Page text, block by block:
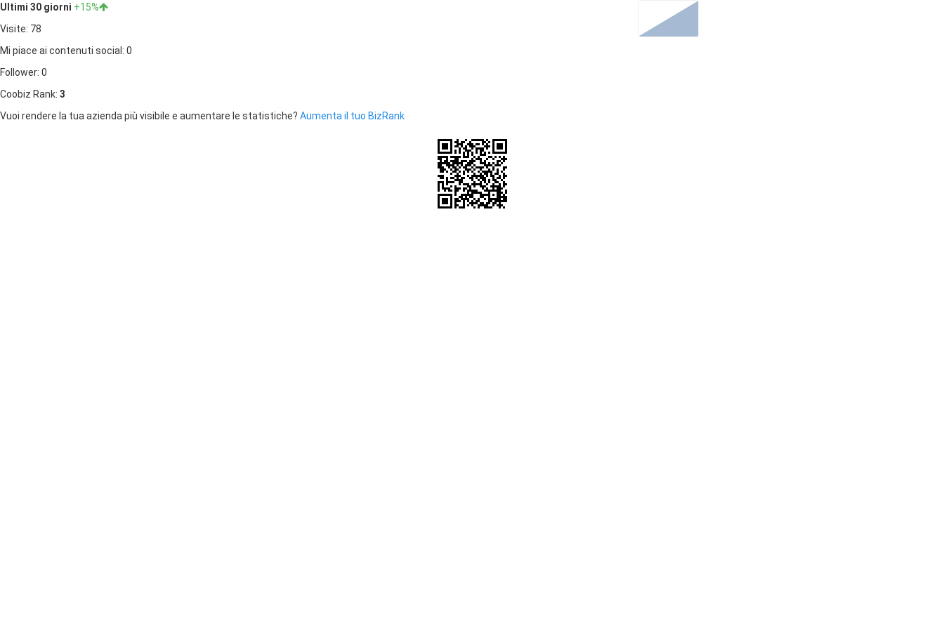
Ultimi 30 giorni +15%
Visite: 78
Mi piace ai contenuti social: 0
Follower: 0
Coobiz Rank: 3
Vuoi rendere la tua azienda più visibile e aumentare le statistiche? Aumenta il tuo BizRank